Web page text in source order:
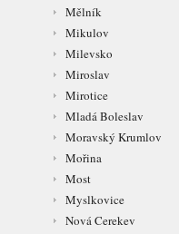
Mělník
Mikulov
Milevsko
Miroslav
Mirotice
Mladá Boleslav
Moravský Krumlov
Mořina
Most
Myslkovice
Nová Cerekev